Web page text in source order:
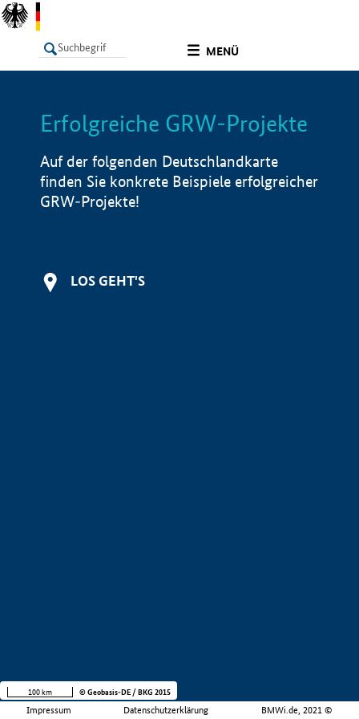
MENÜ
LISTE Info
Erfolgreiche GRW-Projekte
Auf der folgenden Deutschlandkarte
finden Sie konkrete Beispiele erfolgreicher
GRW-Projekte!
LOS GEHT'S
Impressum Datenschutzerklärung BMWi.de, 2021 ©
100 km © Geobasis-DE / BKG 2015